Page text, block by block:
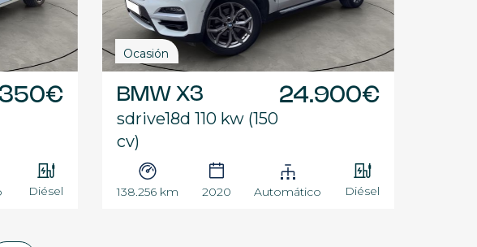
Diésel
Ocasión
BMW X3
sdrive18d 110 kw (150
cv)
24.900€
138.256 km 2020 Automático Diésel